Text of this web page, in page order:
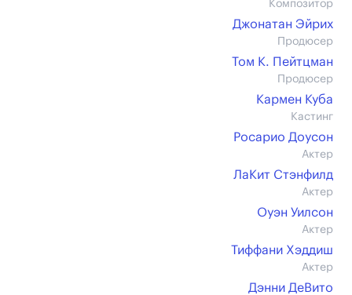
Композитор
Джонатан Эйрих
Продюсер
Том К. Пейтцман
Продюсер
Кармен Куба
Кастинг
Росарио Доусон
Актер
ЛаКит Стэнфилд
Актер
Оуэн Уилсон
Актер
Тиффани Хэддиш
Актер
Дэнни ДеВито